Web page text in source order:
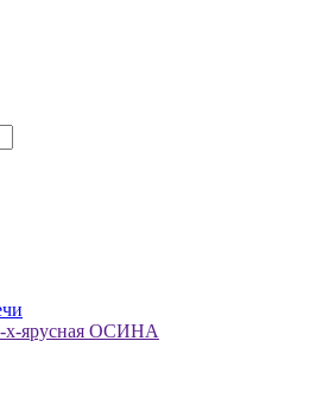
ярусная ОСИНА